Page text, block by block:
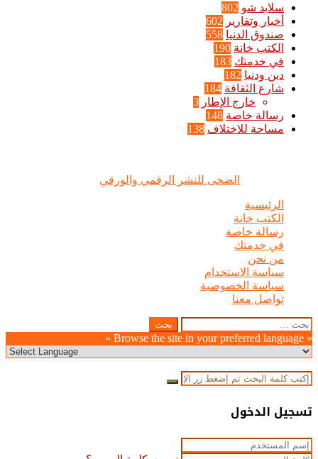
سلايد شو 802
أخبار وتقارير 602
صندوق الدنيا 558
الكتب خانة 190
في خدمتك 183
دين ودنيا 182
شارع الثقافة 184
خارج الإطار 3
رسالة خاصة 148
مساحة للاختلاف 138
الضحى للنشر الرقمي والورقي
الرئيسية
الكتب خانة
رسالة خاصة
في خدمتك
من نحن
سياسة الاستخدام
سياسة الخصوصية
تواصل معنا
Facebook
Twitter
LinkedIn
Pinterest
Odnoklassniki
Pocket
WhatsApp
Telegram
Viber
زر
الذهاب
إلى
إغلاق
البحث
عن:
« Browse the site in your preferred language »
إغلاق
بحث
إغلاق
تسجيل الدخول